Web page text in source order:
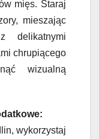
mięs. Staraj
mieszając
delikatnymi
chrupiącego
wizualną
wykorzystaj